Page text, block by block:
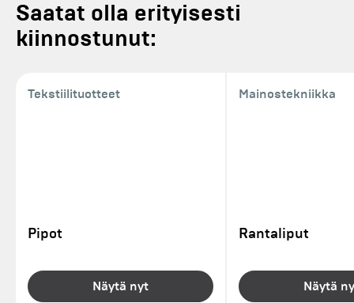
Saatat olla erityisesti
kiinnostunut:
Tekstiilituotteet
Pipot
Näytä nyt
Mainostekniikka
Rantaliput
Näytä